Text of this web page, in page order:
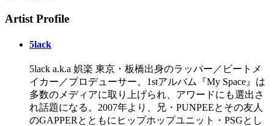
Artist Profile
5lack
5lack a.k.a 娯楽 東京・板橋出身のラッパー／ビートメ
イカー／プロデューサー。1stアルバム『My Space』は
多数のメディアに取り上げられ、アワードにも選出さ
れ話題になる。2007年より、兄・PUNPEEとその友人
のGAPPERとともにヒップホップユニット・PSGとし